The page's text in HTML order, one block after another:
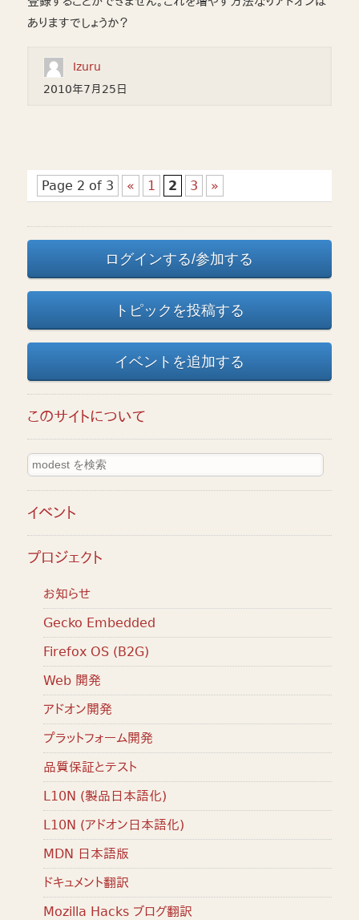
ありますでしょうか？
Izuru
2010年7月25日
Page 2 of 3 « 1 2 3 »
ログインする/参加する
トピックを投稿する
イベントを追加する
このサイトについて
イベント
プロジェクト
お知らせ
Gecko Embedded
Firefox OS (B2G)
Web 開発
アドオン開発
プラットフォーム開発
品質保証とテスト
L10N (製品日本語化)
L10N (アドオン日本語化)
MDN 日本語版
ドキュメント翻訳
Mozilla Hacks ブログ翻訳